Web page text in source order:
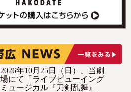
2026年10月25日（日）、当劇
場にて「ライブビューイング
ミュージカル『刀剣乱舞』